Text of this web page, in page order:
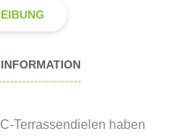
Terrassendielen haben